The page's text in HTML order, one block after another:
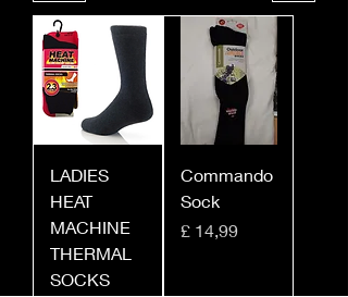
LADIES
HEAT
MACHINE
THERMAL
SOCKS
Commando
Sock
Prijs
£ 14,99